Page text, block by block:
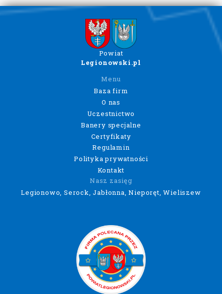
Powiat
Legionowski.pl
Menu
Baza firm
O nas
Uczestnictwo
Banery specjalne
Certyfikaty
Regulamin
Polityka prywatności
Kontakt
Nasz zasięg
Legionowo, Serock, Jabłonna, Nieporęt, Wieliszew